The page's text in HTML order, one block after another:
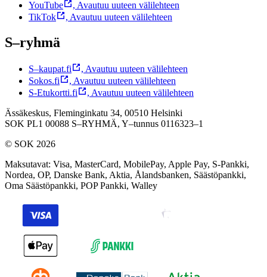
YouTube
, Avautuu uuteen välilehteen
TikTok
, Avautuu uuteen välilehteen
S–ryhmä
S–kaupat.fi , Avautuu uuteen välilehteen
Sokos.fi
, Avautuu uuteen välilehteen
S-Etukortti.fi
, Avautuu uuteen välilehteen
Ässäkeskus, Fleminginkatu 34, 00510 Helsinki
SOK PL1 00088 S–RYHMÄ, Y–tunnus 0116323–1
© SOK 2026
Maksutavat: Visa, MasterCard, MobilePay, Apple Pay, S-Pankki,
Nordea, OP, Danske Bank, Aktia, Ålandsbanken, Säästöpankki,
Oma Säästöpankki, POP Pankki, Walley